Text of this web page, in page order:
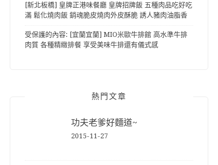
[新北板橋] 皇牌正港味餐廳 皇牌招牌飯 五種肉品吃好吃
滿 鬆化燒肉飯 銷魂脆皮燒肉外皮酥脆 誘人豬肉油脂香
受保護的內容: [宜蘭宜蘭] MIO米歐牛排館 高水準牛排
肉質 各種精緻排餐 享受美味牛排還有儀式感
熱門文章
功夫老爹好麵道~
2015-11-27